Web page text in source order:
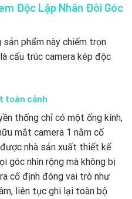
Độc Lập Nhân Đôi Góc
phẩm này chiếm trọn
cấu trúc camera kép độc
toàn cảnh
thống chỉ có một ống kính,
mắt camera 1 nằm cố
nhà sản xuất thiết kế
góc nhìn rộng mà không bị
cố định đóng vai trò như
liên tục ghi lại toàn bộ